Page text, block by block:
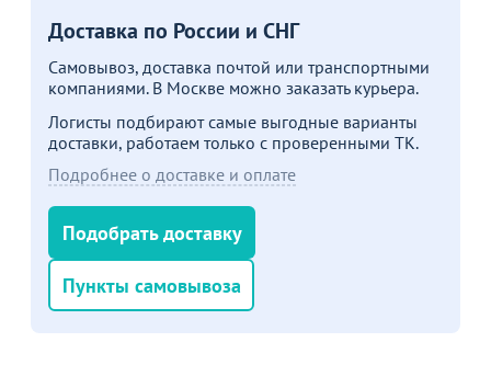
Доставка по России и СНГ
Самовывоз, доставка почтой или транспортными
компаниями. В Москве можно заказать курьера.
Логисты подбирают самые выгодные варианты
доставки, работаем только с проверенными ТК.
Подробнее о доставке и оплате
Подобрать доставку
Пункты самовывоза
Больше не показывать это окно